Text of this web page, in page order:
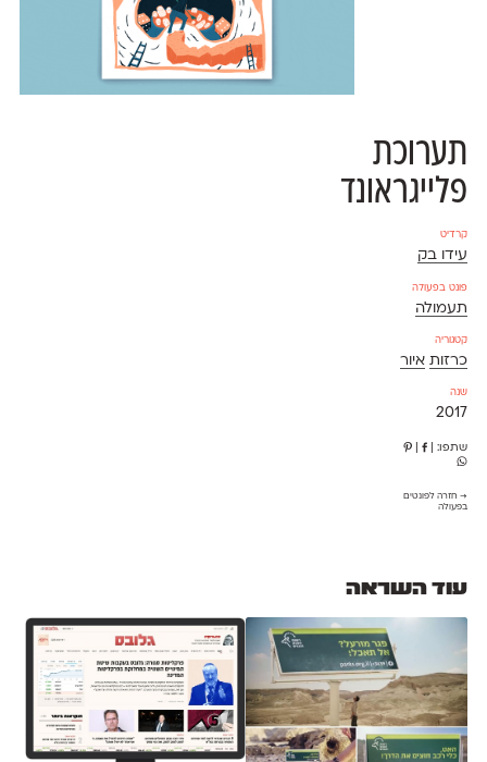
תערוכת
פלייגראונד
קרדיט
עידו בק
פונט בפעולה
תעמולה
קטגוריה
כרזות איור
שנה
2017
שתפו: |
→ חזרה לפונטים
בפעולה
עוד השראה